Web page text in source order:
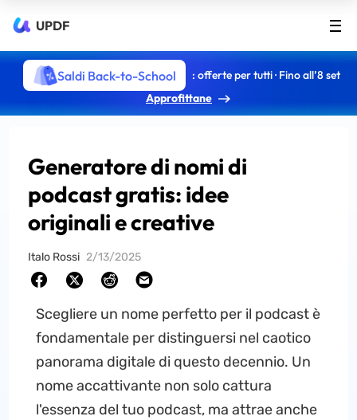
UPDF
Saldi Back-to-School
: offerte per tutti · Fino all’8 set
Approfittane
Generatore di nomi di
podcast gratis: idee
originali e creative
Italo Rossi 2/13/2025
Scegliere un nome perfetto per il podcast è
fondamentale per distinguersi nel caotico
panorama digitale di questo decennio. Un
nome accattivante non solo cattura
l'essenza del tuo podcast, ma attrae anche